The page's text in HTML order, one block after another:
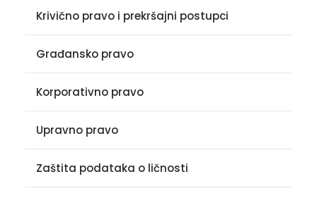
Krivično pravo i prekršajni postupci
Građansko pravo
Korporativno pravo
Upravno pravo
Zaštita podataka o ličnosti